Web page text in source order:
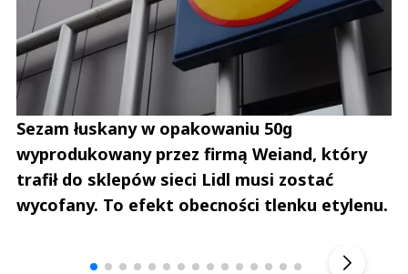
Sezam łuskany w opakowaniu 50g
wyprodukowany przez firmą Weiand, który
trafił do sklepów sieci Lidl musi zostać
wycofany. To efekt obecności tlenku etylenu.